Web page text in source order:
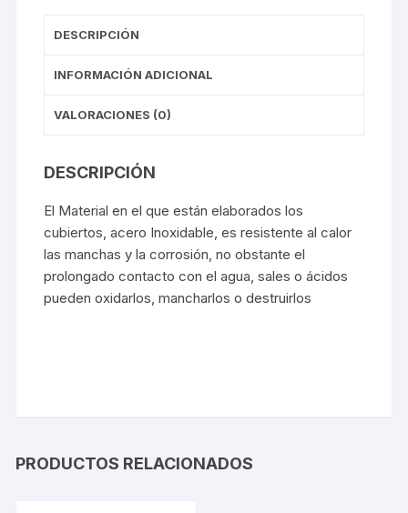
DESCRIPCIÓN
INFORMACIÓN ADICIONAL
VALORACIONES (0)
DESCRIPCIÓN
El Material en el que están elaborados los
cubiertos, acero Inoxidable, es resistente al calor
las manchas y la corrosión, no obstante el
prolongado contacto con el agua, sales o ácidos
pueden oxidarlos, mancharlos o destruirlos
PRODUCTOS RELACIONADOS